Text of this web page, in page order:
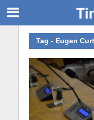
Tag - Eugen